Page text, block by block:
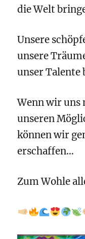
die Welt
Unsere
unsere
unser Talente
Wenn wir
unseren
können wir
erschaffen…
Zum Wohle